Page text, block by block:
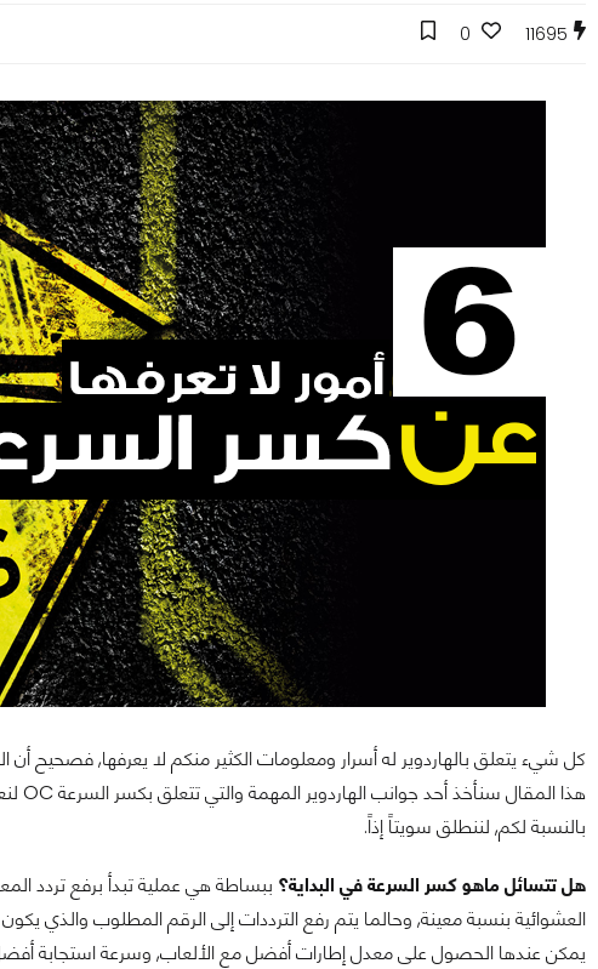
11695
0
كل شيء يتعلق بالهاردوير له أسرار ومعلومات الكثير منكم لا يعرفها, فصحيح
بالنسبة لكم, لننطلق سويتاً إذاً.
هل تتسائل ماهو كسر السرعة في البداية؟ ببساطة هي عملية تبدأ برفع تردد
العشوائية بنسبة معينة, وحالما يتم رفع الترددات إلى الرقم المطلوب والذي
يمكن عندها الحصول على معدل إطارات أفضل مع الألعاب, وسرعة استجابة أفضل